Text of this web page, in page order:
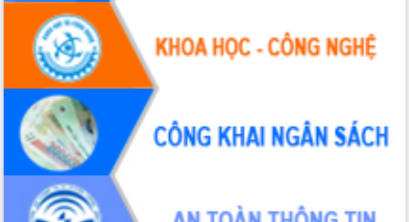
Đắk Lắk rà soát, điều chỉnh Đề án 190
về phát triển nuôi trồng thủy sản
Phó Chủ tịch UBND tỉnh Đắk Lắk
Trương Công Thái kiểm tra thực địa
Dự án cao tốc Khánh Hòa - Buôn Ma
Thuột
Định vị cà phê Việt Nam như một “di
sản sống” trong dòng chảy toàn cầu
Xây dựng nông thôn mới: Nâng cao đời
sống người dân từ những mô hình thiết
thực